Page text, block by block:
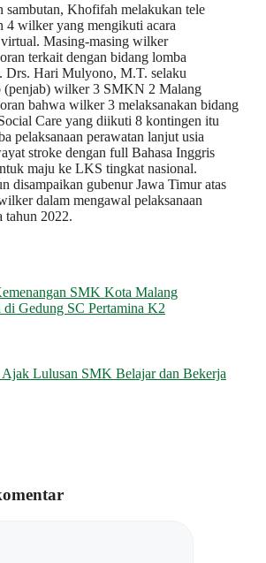
sambutan, Khofifah melakukan tele
4 wilker yang mengikuti acara
virtual. Masing-masing wilker
terkait dengan bidang lomba
Drs. Hari Mulyono, M.T. selaku
(penjab) wilker 3 SMKN 2 Malang
bahwa wilker 3 melaksanakan bidang
Care yang diikuti 8 kontingen itu
pelaksanaan perawatan lanjut usia
stroke dengan full Bahasa Inggris
maju ke LKS tingkat nasional.
disampaikan gubenur Jawa Timur atas
dalam mengawal pelaksanaan
tahun 2022.
SMK Kota Malang
di Gedung SC Pertamina K2
Lulusan SMK Belajar dan Bekerja